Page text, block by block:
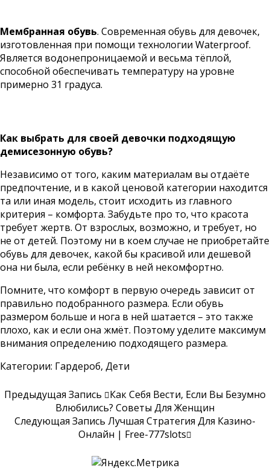
Мембранная обувь. Современная обувь для девочек,
изготовленная при помощи технологии Waterproof.
Является водонепроницаемой и весьма тёплой,
способной обеспечивать температуру на уровне
примерно 31 градуса.
Как выбрать для своей девочки подходящую
демисезонную обувь?
Независимо от того, каким материалам вы отдаёте
предпочтение, и в какой ценовой категории находится
та или иная модель, стоит исходить из главного
критерия – комфорта. Забудьте про то, что красота
требует жертв. От взрослых, возможно, и требует, но
не от детей. Поэтому ни в коем случае не приобретайте
обувь для девочек, какой бы красивой или дешевой
она ни была, если ребёнку в ней некомфортно.
Помните, что комфорт в первую очередь зависит от
правильно подобранного размера. Если обувь
размером больше и нога в ней шатается – это также
плохо, как и если она жмёт. Поэтому уделите максимум
внимания определению подходящего размера.
Категории: Гардероб, Дети
Предыдущая Запись
Как Себя Вести, Если Вы Безумно
Влюбились? Советы Для Женщин
Следующая Запись Лучшая Стратегия Для Казино-
Онлайн | Free-777slots